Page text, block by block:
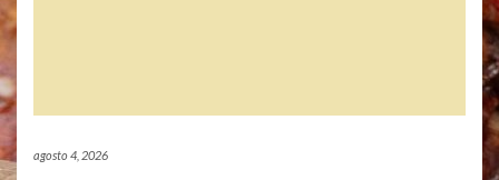
agosto 4, 2026